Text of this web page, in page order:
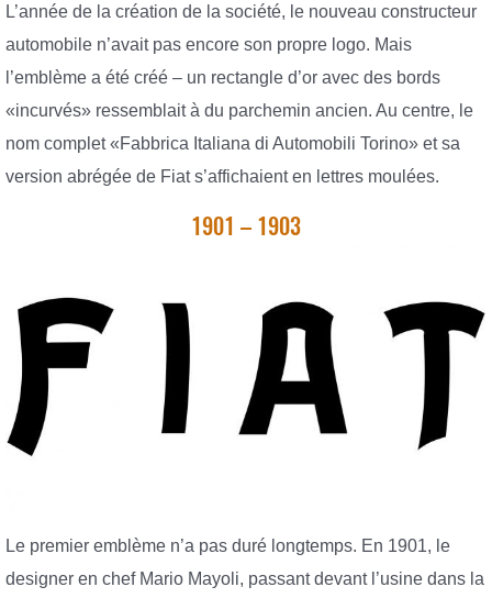
L’année de la création de la société, le nouveau constructeur
automobile n’avait pas encore son propre logo. Mais
l’emblème a été créé – un rectangle d’or avec des bords
«incurvés» ressemblait à du parchemin ancien. Au centre, le
nom complet «Fabbrica Italiana di Automobili Torino» et sa
version abrégée de Fiat s’affichaient en lettres moulées.
1901 – 1903
Le premier emblème n’a pas duré longtemps. En 1901, le
designer en chef Mario Mayoli, passant devant l’usine dans la